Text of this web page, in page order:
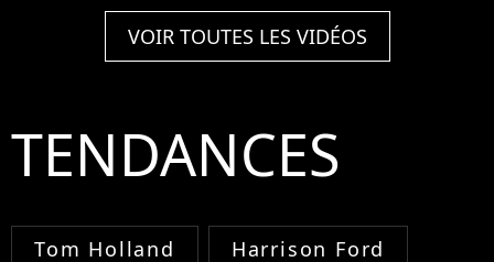
VOIR TOUTES LES VIDÉOS
TENDANCES
Tom Holland Harrison Ford